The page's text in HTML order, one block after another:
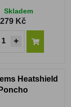
Skladem
279 Kč
Heatshield
Poncho